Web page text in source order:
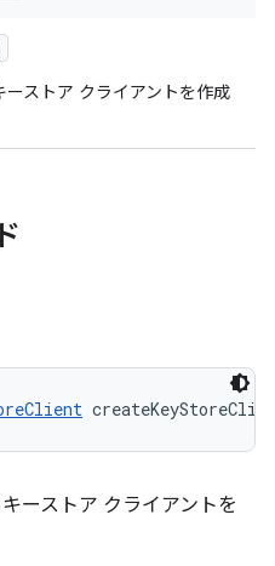
ストア クライアントを作成
ーストア クライアントを